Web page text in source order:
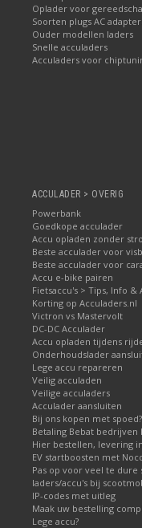
Oplader voor
Soorten plugs AC
Ouder modellen laders
Snelle acculaders
Acculaders voor
ACCULADER > OVERIG
Powerbank
Goedkope acculader
Accu opladen zonder
Beste acculader voor
Beste acculader voor
Accu e-bike pairen
Fietsaccu's > Tips, Info &
Korting op Acculaders.nl
Victron vs Mastervolt
DC-DC Acculader
Accu opladen tijdens
Onderhoudslader
Lege accu repareren
Veilig acculaden
Veilige acculaders
Acculader aansluiten
Bij ons kopen met spoed?
Betaling Bebat bedrijven
Hier bestellen, levering
EV startboosten met
Pas op voor veel te dure
laders/accu's bij
IP-codes met uitleg
Maak uw bestelling
Lege accu?